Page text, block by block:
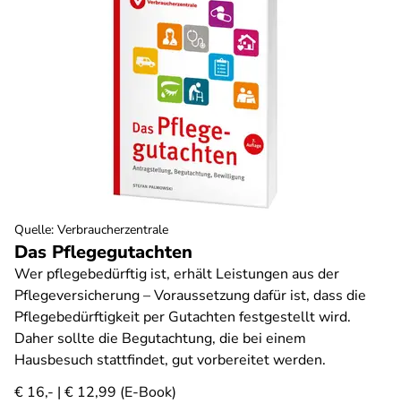
Das Pflegegutachten
Wer pflegebedürftig ist, erhält Leistungen aus der
Pflegeversicherung – Voraussetzung dafür ist, dass die
Pflegebedürftigkeit per Gutachten festgestellt wird.
Daher sollte die Begutachtung, die bei einem
Hausbesuch stattfindet, gut vorbereitet werden.
€ 16,- | € 12,99 (E-Book)
Quelle: Verbraucherzentrale